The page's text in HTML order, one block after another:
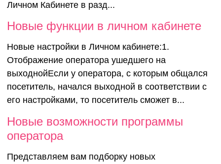
Личном Кабинете в разд...
Новые функции в личном кабинете
Новые настройки в Личном кабинете:1.
Отображение оператора ушедшего на
выходнойЕсли у оператора, с которым общался
посетитель, начался выходной в соответствии с
его настройками, то посетитель сможет в...
Новые возможности программы
оператора
Представляем вам подборку новых